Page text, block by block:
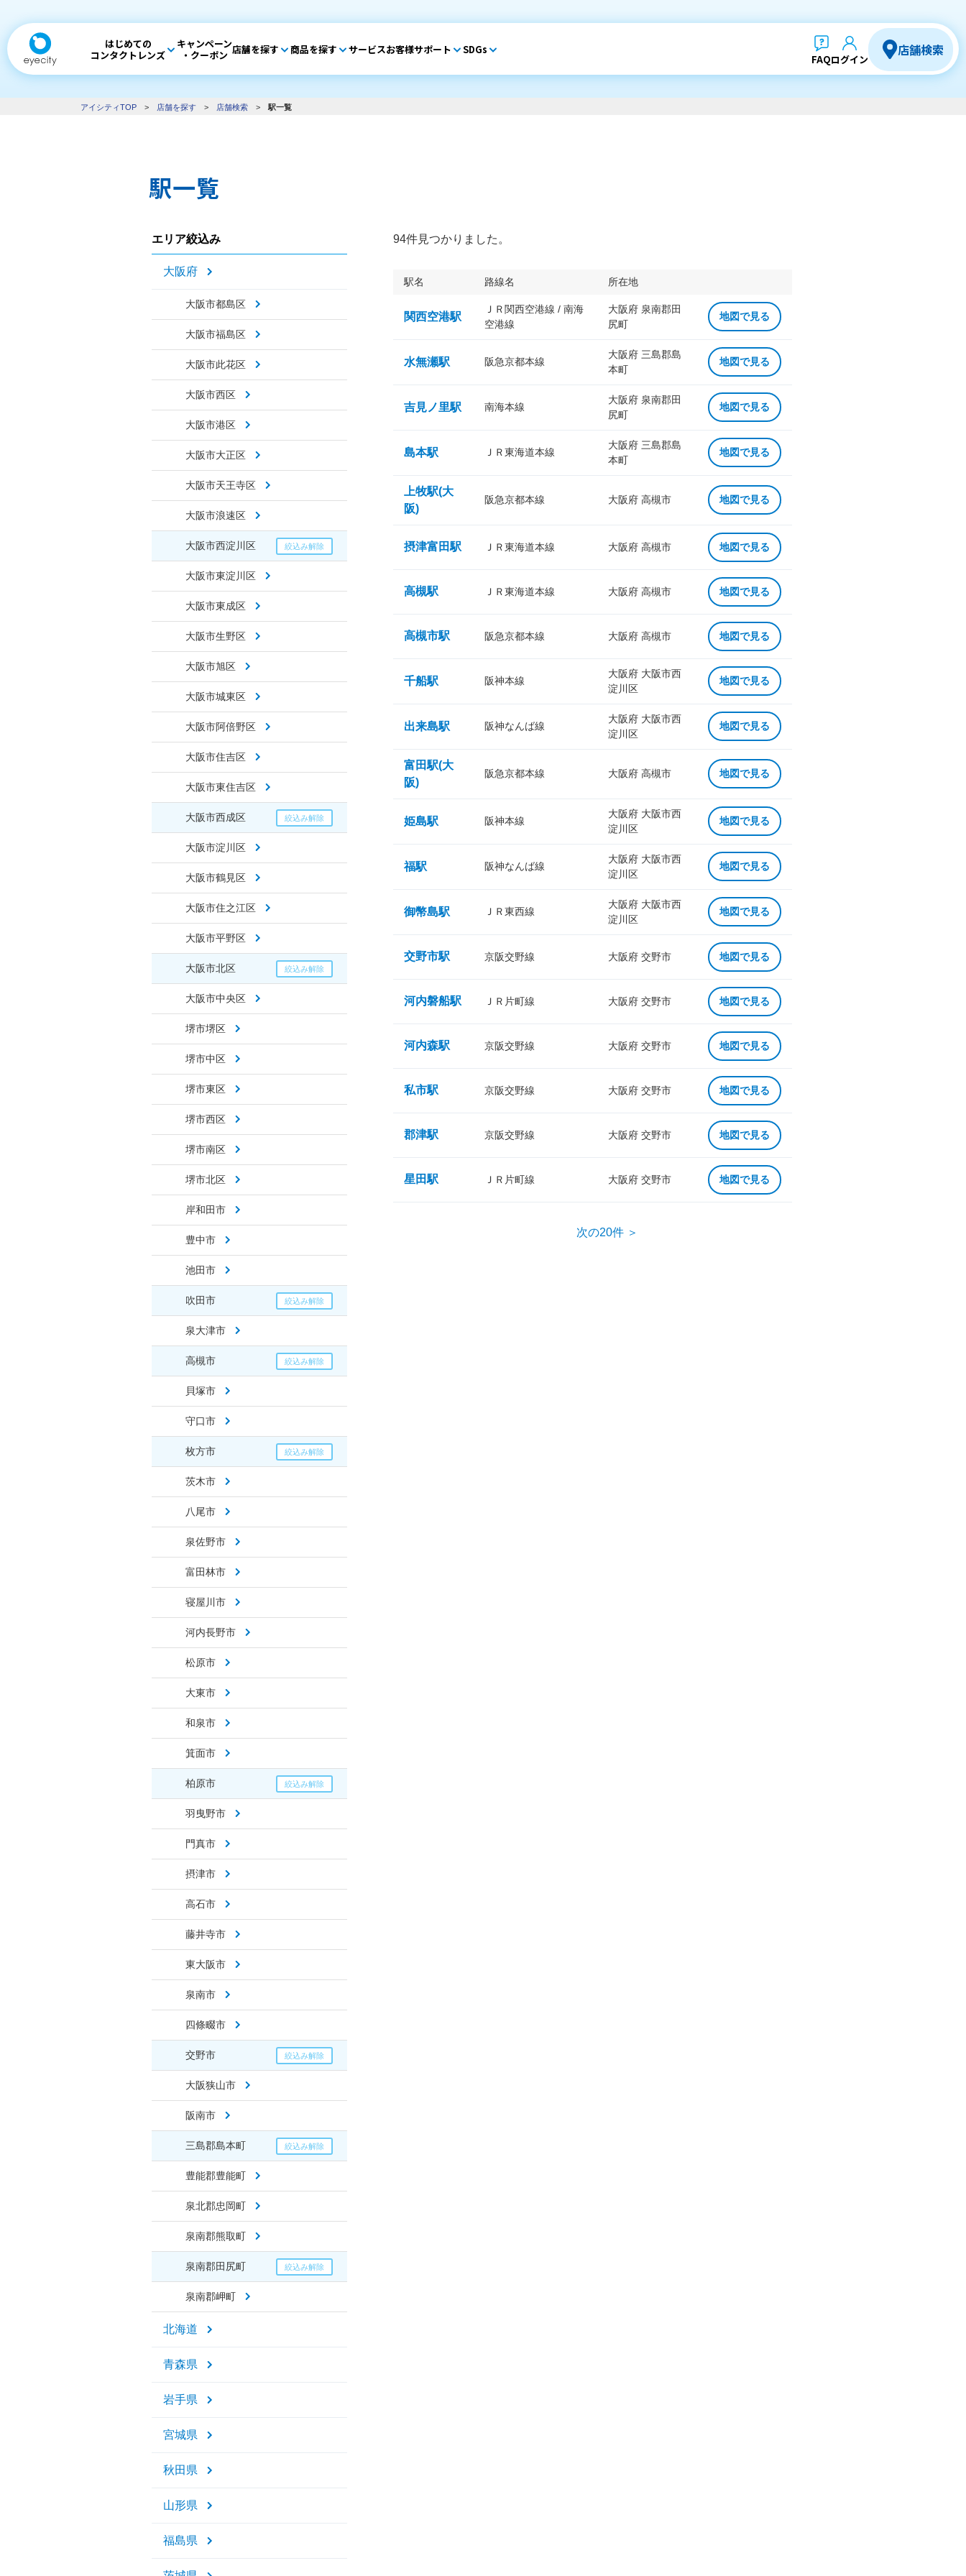
はじめての
コンタクトレンズ
キャンペーン
・クーポン 店舗を探す 商品を探す サービスお客様サポート SDGs
FAQログイン
店舗検索
アイシティTOP > 店舗を探す > 店舗検索 > 駅一覧
駅一覧
エリア絞込み
大阪府
大阪市都島区
大阪市福島区
大阪市此花区
大阪市西区
大阪市港区
大阪市大正区
大阪市天王寺区
大阪市浪速区
大阪市西淀川区
大阪市東淀川区
大阪市東成区
大阪市生野区
大阪市旭区
大阪市城東区
大阪市阿倍野区
大阪市住吉区
大阪市東住吉区
大阪市西成区
大阪市淀川区
大阪市鶴見区
大阪市住之江区
大阪市平野区
大阪市北区
大阪市中央区
堺市堺区
堺市中区
堺市東区
堺市西区
堺市南区
堺市北区
岸和田市
豊中市
池田市
吹田市
泉大津市
高槻市
貝塚市
守口市
枚方市
茨木市
八尾市
泉佐野市
富田林市
寝屋川市
河内長野市
松原市
大東市
和泉市
箕面市
柏原市
羽曳野市
門真市
摂津市
高石市
藤井寺市
東大阪市
泉南市
四條畷市
交野市
大阪狭山市
阪南市
三島郡島本町
豊能郡豊能町
泉北郡忠岡町
泉南郡熊取町
泉南郡田尻町
泉南郡岬町
北海道
青森県
岩手県
宮城県
秋田県
山形県
福島県
94件見つかりました。
駅名 路線名 所在地
関西空港駅
ＪＲ関西空港線 / 南海
空港線
大阪府 泉南郡田
尻町
地図で見る
水無瀬駅 阪急京都本線
大阪府 三島郡島
本町
地図で見る
吉見ノ里駅 南海本線
大阪府 泉南郡田
尻町
地図で見る
島本駅 ＪＲ東海道本線
大阪府 三島郡島
本町
地図で見る
上牧駅(大
阪)
阪急京都本線 大阪府 高槻市 地図で見る
摂津富田駅 ＪＲ東海道本線 大阪府 高槻市 地図で見る
高槻駅 ＪＲ東海道本線 大阪府 高槻市 地図で見る
高槻市駅 阪急京都本線 大阪府 高槻市 地図で見る
千船駅 阪神本線
大阪府 大阪市西
淀川区
地図で見る
出来島駅 阪神なんば線
大阪府 大阪市西
淀川区
地図で見る
富田駅(大
阪)
阪急京都本線 大阪府 高槻市 地図で見る
姫島駅 阪神本線
大阪府 大阪市西
淀川区
地図で見る
福駅 阪神なんば線
大阪府 大阪市西
淀川区
地図で見る
御幣島駅 ＪＲ東西線
大阪府 大阪市西
淀川区
地図で見る
交野市駅 京阪交野線 大阪府 交野市 地図で見る
河内磐船駅 ＪＲ片町線 大阪府 交野市 地図で見る
河内森駅 京阪交野線 大阪府 交野市 地図で見る
私市駅 京阪交野線 大阪府 交野市 地図で見る
郡津駅 京阪交野線 大阪府 交野市 地図で見る
星田駅 ＪＲ片町線 大阪府 交野市 地図で見る
次の20件 ＞